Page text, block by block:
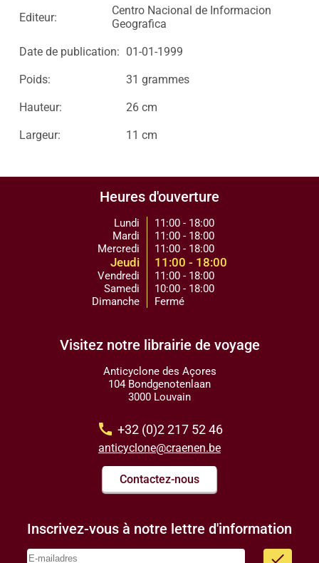
Editeur:
Centro Nacional de Informacion
Geografica
Date de publication: 01-01-1999
Poids: 31 grammes
Hauteur: 26 cm
Largeur: 11 cm
Heures d'ouverture
Lundi
Mardi
Mercredi
Jeudi
Vendredi
Samedi
Dimanche
11:00 - 18:00
11:00 - 18:00
11:00 - 18:00
11:00 - 18:00
11:00 - 18:00
10:00 - 18:00
Fermé
Visitez notre librairie de voyage
Anticyclone des Açores
104 Bondgenotenlaan
3000 Louvain
call +32 (0)2 217 52 46
anticyclone@craenen.be
Contactez-nous
Inscrivez-vous à notre lettre d'information
done